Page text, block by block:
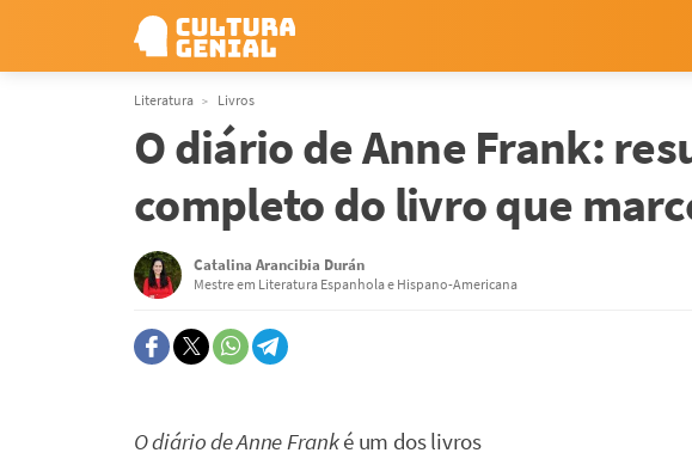
Literatura Livros
O diário de Anne Frank:
completo do livro que
Catalina Arancibia Durán
Mestre em Literatura Espanhola e Hispano-Americana
O diário de Anne Franké um dos livros